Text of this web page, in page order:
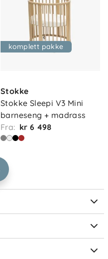
komplett pakke
Stokke
Stokke Sleepi V3 Mini
barneseng + madrass
Fra: kr 6 498